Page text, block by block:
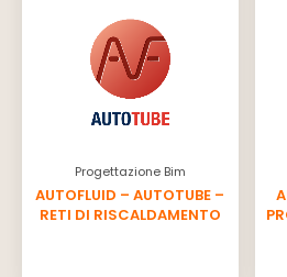
Progettazione Bim
AUTOFLUID – AUTOTUBE –
RETI DI RISCALDAMENTO